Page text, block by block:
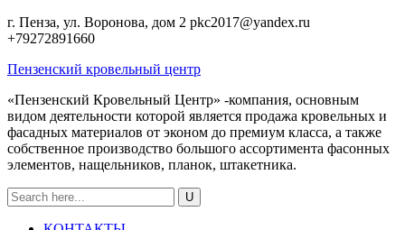
г. Пенза, ул. Воронова, дом 2 pkc2017@yandex.ru
+79272891660
Пензенский кровельный центр
«Пензенский Кровельный Центр» -компания, основным
видом деятельности которой является продажа кровельных и
фасадных материалов от эконом до премиум класса, а также
собственное производство большого ассортимента фасонных
элементов, нащельников, планок, штакетника.